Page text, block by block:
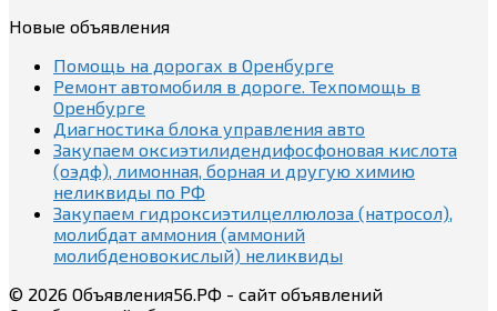
Новые объявления
Помощь на дорогах в Оренбурге
Ремонт автомобиля в дороге. Техпомощь в
Оренбурге
Диагностика блока управления авто
Закупаем оксиэтилидендифосфоновая кислота
(оэдф), лимонная, борная и другую химию
неликвиды по РФ
Закупаем гидроксиэтилцеллюлоза (натросол),
молибдат аммония (аммоний
молибденовокислый) неликвиды
© 2026 Объявления56.РФ - сайт объявлений